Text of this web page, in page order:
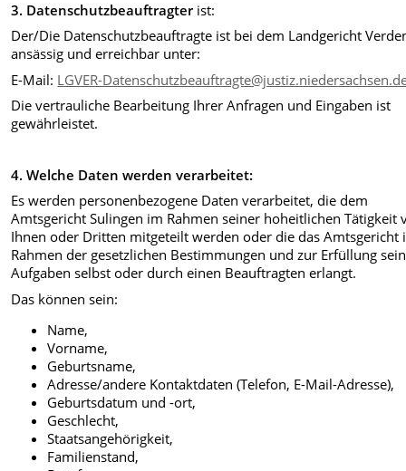
3. Datenschutzbeauftragterist:
Der/Die Datenschutzbeauftragte ist bei dem Landgericht
ansässig und erreichbar unter:
E-Mail: LGVER-
Die vertrauliche Bearbeitung Ihrer Anfragen und Eingaben ist
gewährleistet.
4. Welche Daten werden verarbeitet:
Es werden personenbezogene Daten verarbeitet, die dem
Amtsgericht Sulingen im Rahmen seiner hoheitlichen Tätigkeit
Ihnen oder Dritten mitgeteilt werden oder die das Amtsgericht
Rahmen der gesetzlichen Bestimmungen und zur Erfüllung
Aufgaben selbst oder durch einen Beauftragten erlangt.
Das können sein:
Name,
Vorname,
Geburtsname,
Adresse/andere Kontaktdaten (Telefon, E-Mail-Adresse),
Geburtsdatum und -ort‚
Geschlecht,
Staatsangehörigkeit,
Familienstand,